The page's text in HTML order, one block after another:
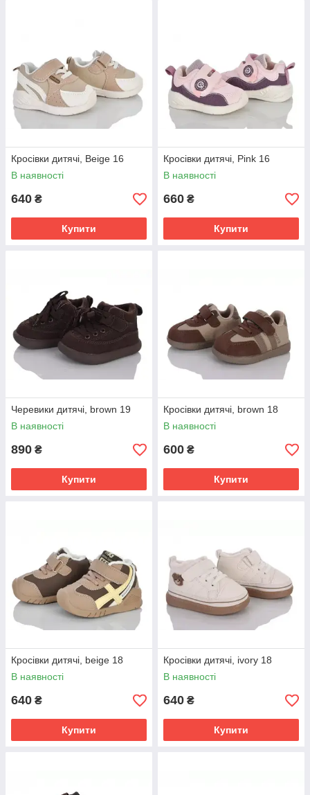
Кросівки дитячі, Beige 16
В наявності
640 ₴
Купити
Кросівки дитячі, Pink 16
В наявності
660 ₴
Купити
Черевики дитячі, brown 19
В наявності
890 ₴
Купити
Кросівки дитячі, brown 18
В наявності
600 ₴
Купити
Кросівки дитячі, beige 18
В наявності
640 ₴
Купити
Кросівки дитячі, ivory 18
В наявності
640 ₴
Купити